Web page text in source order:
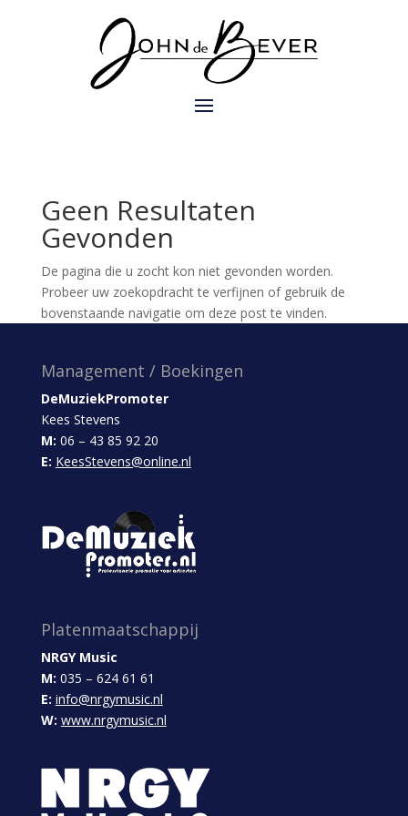
Geen Resultaten
Gevonden
De pagina die u zocht kon niet gevonden worden.
Probeer uw zoekopdracht te verfijnen of gebruik de
bovenstaande navigatie om deze post te vinden.
Management / Boekingen
DeMuziekPromoter
Kees Stevens
M: 06 – 43 85 92 20
E: KeesStevens@online.nl
Platenmaatschappij
NRGY Music
M: 035 – 624 61 61
E: info@nrgymusic.nl
W: www.nrgymusic.nl